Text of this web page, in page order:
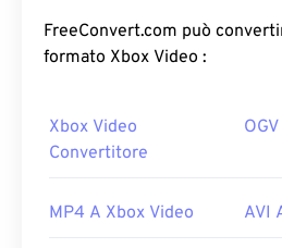
lo ha progettato per
acquisite dai prodotti
Come aprire un file
Microsoft Windows 7, 8 e 10
FreeConvert.com può
formato Xbox Video :
Xbox Video
Convertitore
MP4 A Xbox Video AVI